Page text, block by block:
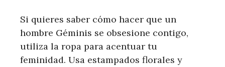
Si quieres saber cómo hacer que un
hombre Géminis se obsesione contigo,
utiliza la ropa para acentuar tu
feminidad. Usa estampados florales y